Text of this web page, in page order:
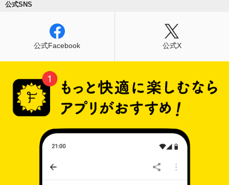
公式SNS
公式Facebook 公式X